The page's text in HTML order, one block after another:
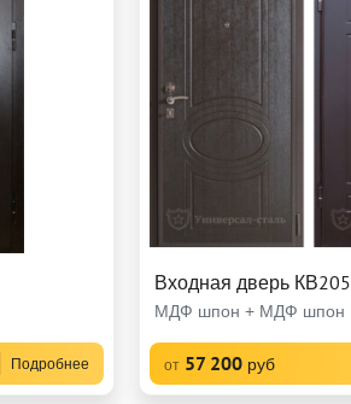
Подробнее
Входная дверь КВ205
МДФ шпон + МДФ шпон
от 57 200 руб